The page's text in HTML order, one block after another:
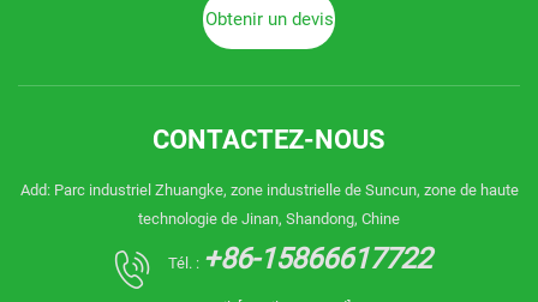
Obtenir un devis
CONTACTEZ-NOUS
Add: Parc industriel Zhuangke, zone industrielle de Suncun, zone de haute
technologie de Jinan, Shandong, Chine
Tél. : +86-15866617722